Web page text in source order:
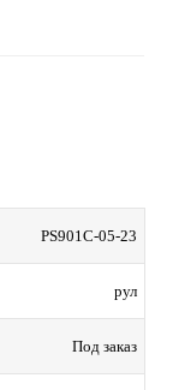
PS901C-05-23
рул
Под заказ